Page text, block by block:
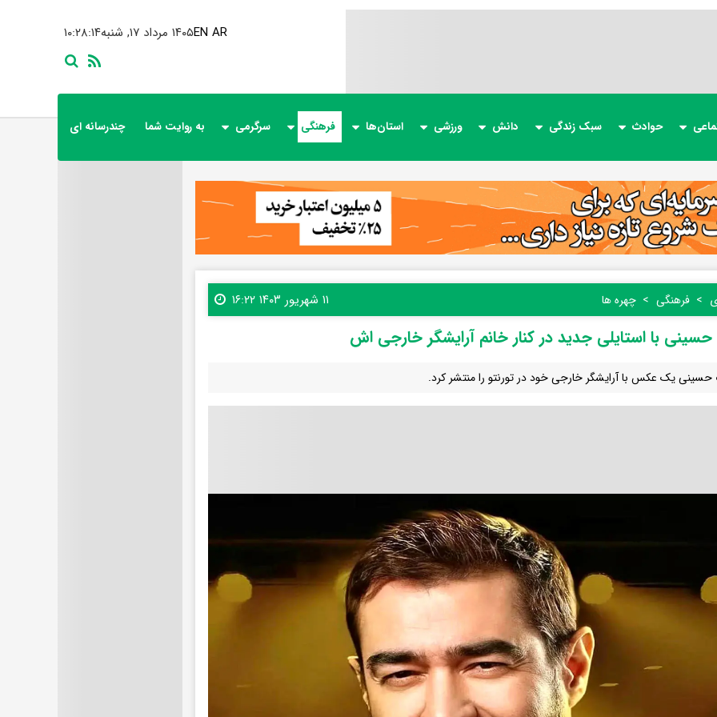
۱۰:۲۸:۱۵ ۱۴۰۵ مرداد ۱۷, شنبهEN AR
حوادث سبک زندگی دانش ورزشی استان‌ها فرهنگی سرگرمی به روایت شما چندرسانه ای
فرهنگی چهره ها ۱۱ شهریور ۱۴۰۳ ۱۶:۲۲
با استایلی جدید در کنار خانم آرایشگر خارجی اش
یک عکس با آرایشگر خارجی خود در تورنتو را منتشر کرد.